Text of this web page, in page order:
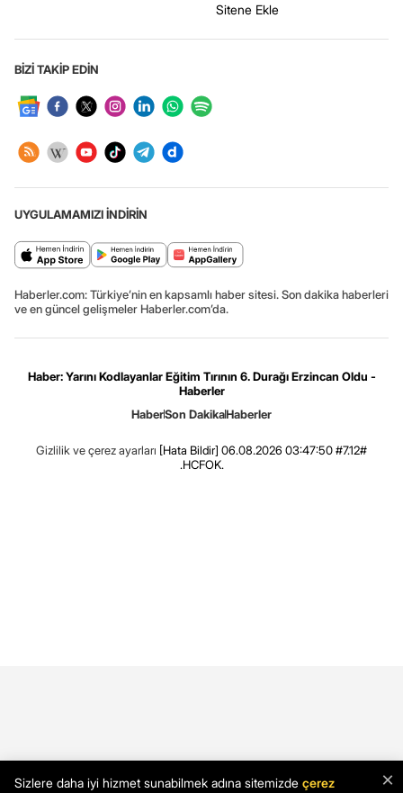
Sitene Ekle
BİZİ TAKİP EDİN
UYGULAMAMIZI İNDİRİN
Haberler.com: Türkiye’nin en kapsamlı haber sitesi. Son dakika haberleri
ve en güncel gelişmeler Haberler.com’da.
Haber: Yarını Kodlayanlar Eğitim Tırının 6. Durağı Erzincan Oldu -
Haberler
HaberSon DakikaHaberler
Gizlilik ve çerez ayarları [Hata Bildir] 06.08.2026 03:47:50 #7.12#
.HCFOK.
×
Sizlere daha iyi hizmet sunabilmek adına sitemizde çerez